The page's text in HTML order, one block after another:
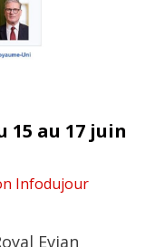
15 au 17 juin
Infodujour
Evian